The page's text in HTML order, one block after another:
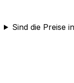
Sind die Preise